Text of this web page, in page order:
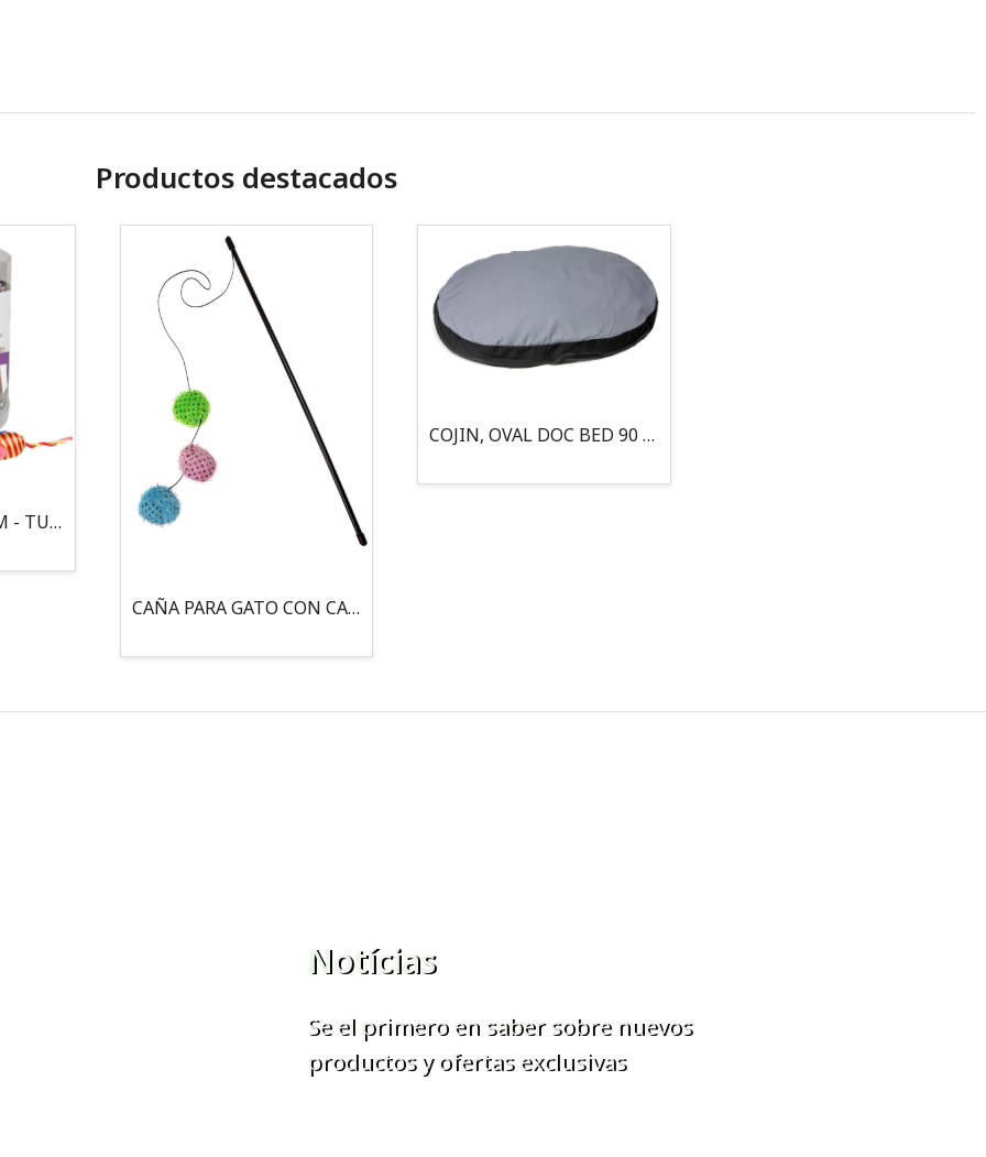
Productos destacados
MOUSE LOCO 5,5 CM - TUBO
CAÑA PARA GATO CON CASCABEL, 3 PELOTAS CON CATNIP
COJIN, OVAL DOC BED 90 X 66 X 10CM GRIS/NEGRO, 95°
Notícias
Se el primero en saber sobre nuevos
productos y ofertas exclusivas